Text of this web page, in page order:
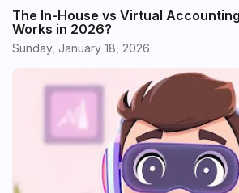
The In-House vs Virtual
Works in 2026?
Sunday, January 18, 2026